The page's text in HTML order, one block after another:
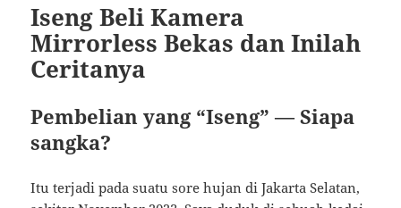
Iseng Beli Kamera
Mirrorless Bekas dan Inilah
Ceritanya
Pembelian yang “Iseng” — Siapa
sangka?
Itu terjadi pada suatu sore hujan di Jakarta Selatan,